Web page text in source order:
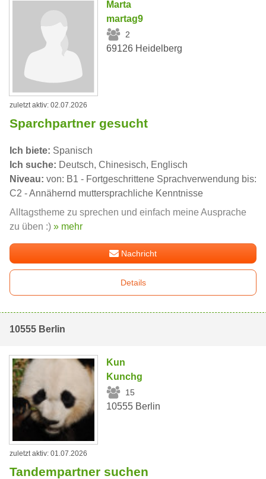
Marta
martag9
2
69126 Heidelberg
zuletzt aktiv: 02.07.2026
Sparchpartner gesucht
Ich biete: Spanisch
Ich suche: Deutsch, Chinesisch, Englisch
Niveau: von: B1 - Fortgeschrittene Sprachverwendung bis:
C2 - Annähernd muttersprachliche Kenntnisse
Alltagstheme zu sprechen und einfach meine Ausprache
zu üben :) » mehr
Nachricht
Details
10555 Berlin
Kun
Kunchg
15
10555 Berlin
zuletzt aktiv: 01.07.2026
Tandempartner suchen